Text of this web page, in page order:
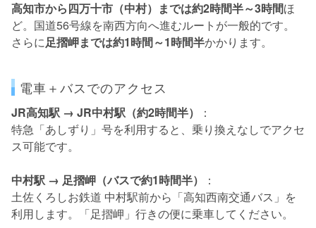
高知市から四万十市（中村）までは約2時間半～3時間ほ
ど。国道56号線を南西方向へ進むルートが一般的です。
さらに足摺岬までは約1時間～1時間半かかります。
電車＋バスでのアクセス
JR高知駅 → JR中村駅（約2時間半）
：
特急「あしずり」号を利用すると、乗り換えなしでアクセ
ス可能です。
中村駅 → 足摺岬（バスで約1時間半）
：
土佐くろしお鉄道 中村駅前から「高知西南交通バス」を
利用します。「足摺岬」行きの便に乗車してください。